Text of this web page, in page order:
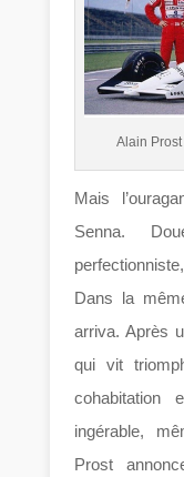
Alain
Mais
Senna.
Dans la
arriva. Après
qui vit
cohabitation
ingérable,
Prost